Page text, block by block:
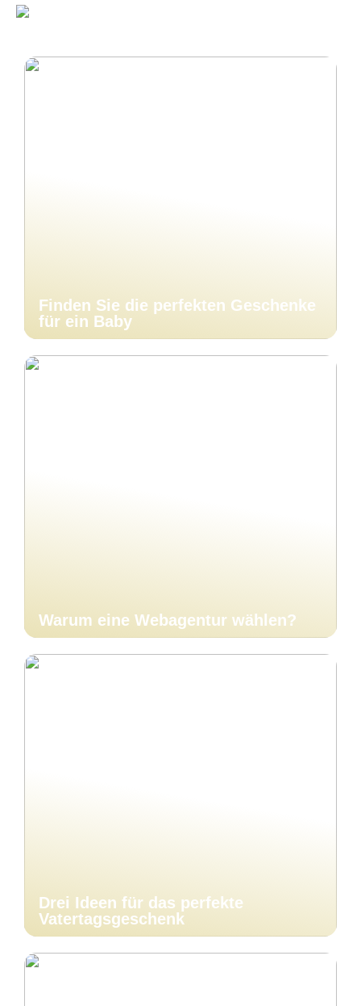
Finden Sie die perfekten Geschenke
für ein Baby
Warum eine Webagentur wählen?
Drei Ideen für das perfekte
Vatertagsgeschenk